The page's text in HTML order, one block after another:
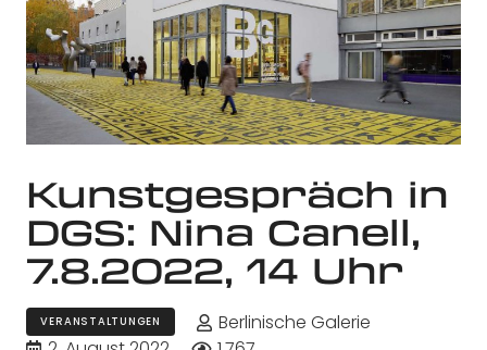
Kunstgespräch in
DGS: Nina Canell,
7.8.2022, 14 Uhr
VERANSTALTUNGEN
Berlinische Galerie